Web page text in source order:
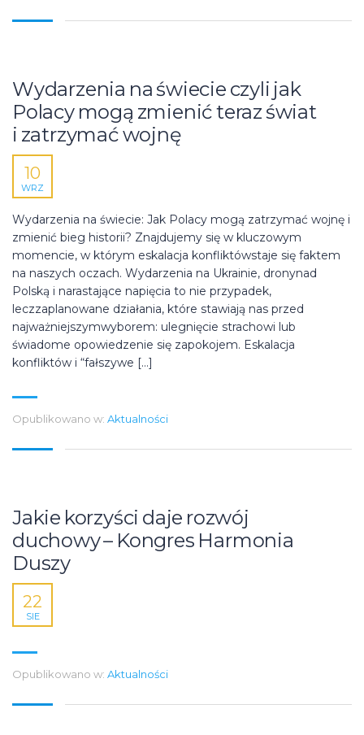
Wydarzenia na świecie czyli jak
Polacy mogą zmienić teraz świat
i zatrzymać wojnę
10
WRZ
Wydarzenia na świecie: Jak Polacy mogą zatrzymać wojnę i
zmienić bieg historii? Znajdujemy się w kluczowym
momencie, w którym eskalacja konfliktówstaje się faktem
na naszych oczach. Wydarzenia na Ukrainie, dronynad
Polską i narastające napięcia to nie przypadek,
leczzaplanowane działania, które stawiają nas przed
najważniejszymwyborem: ulegnięcie strachowi lub
świadome opowiedzenie się zapokojem. Eskalacja
konfliktów i “fałszywe […]
Opublikowano w: Aktualności
Jakie korzyści daje rozwój
duchowy – Kongres Harmonia
Duszy
22
SIE
Opublikowano w: Aktualności